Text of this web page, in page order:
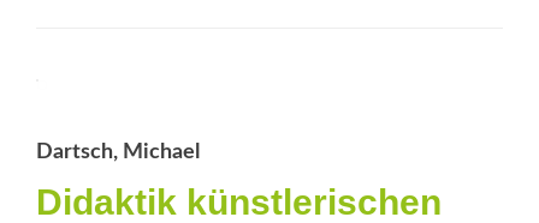
Dartsch, Michael
Didaktik künstlerischen